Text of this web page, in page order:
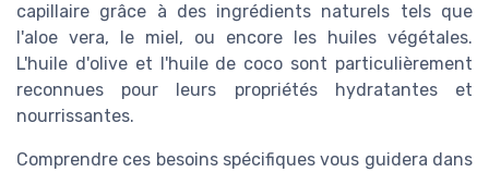
capillaire grâce à des ingrédients naturels tels que
l'aloe vera, le miel, ou encore les huiles végétales.
L'huile d'olive et l'huile de coco sont particulièrement
reconnues pour leurs propriétés hydratantes et
nourrissantes.
Comprendre ces besoins spécifiques vous guidera dans